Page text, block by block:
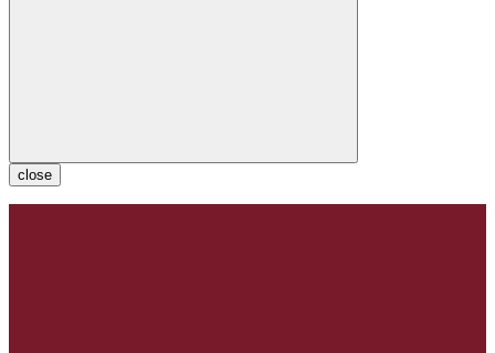
close